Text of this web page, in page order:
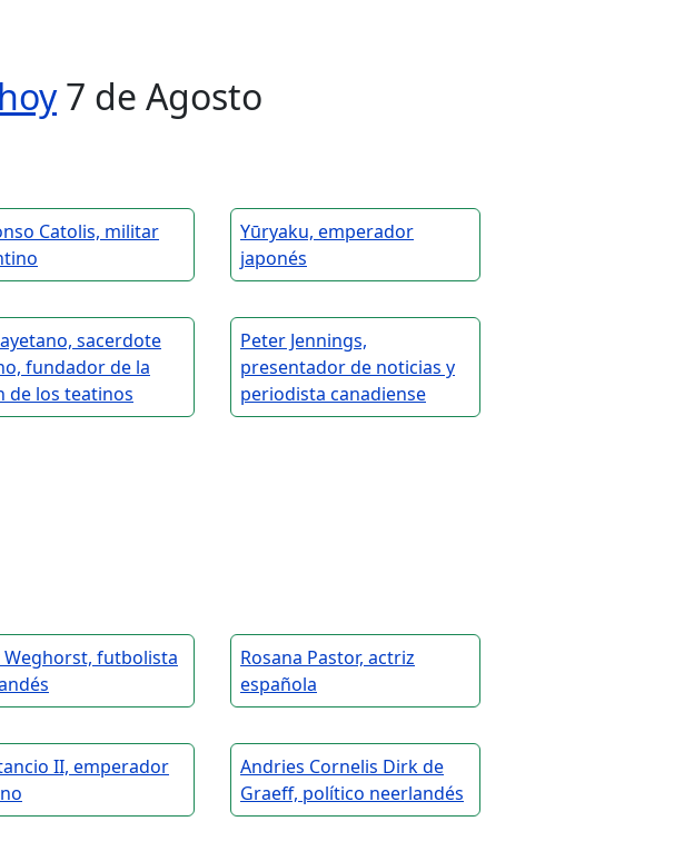
7 de Agosto
Catolis, militar
Yūryaku, emperador
japonés
sacerdote
fundador de la
de los teatinos
Peter Jennings,
presentador de noticias y
periodista canadiense
Weghorst, futbolista
Rosana Pastor, actriz
española
II, emperador
Andries Cornelis Dirk de
Graeff, político neerlandés